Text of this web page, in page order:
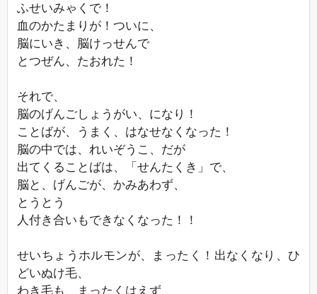
ふせいみゃくで！
血のかたまりが！ついに、
脳にいき、脳けっせんで
とつぜん、たおれた！
それで、
脳のげんごしょうがい、になり！
ことばが、うまく、はなせなくなった！
脳の中では、れいぞうこ、だが
出てくることばは、「せんたくき」で、
脳と、げんごが、かみあわず、
とうとう
人付き合いもできなくなった！！
せいちょうホルモンが、まったく！出なくなり、ひ
どいぬけ毛、
わき毛も、まったくはえず、